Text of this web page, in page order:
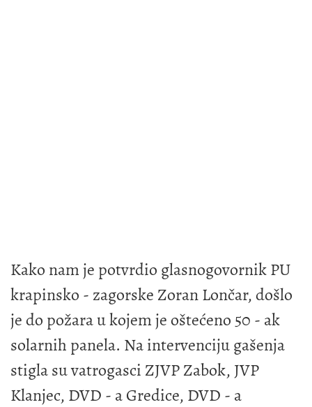
Kako nam je potvrdio glasnogovornik PU
krapinsko - zagorske Zoran Lončar, došlo
je do požara u kojem je oštećeno 50 - ak
solarnih panela. Na intervenciju gašenja
stigla su vatrogasci ZJVP Zabok, JVP
Klanjec, DVD - a Gredice, DVD - a